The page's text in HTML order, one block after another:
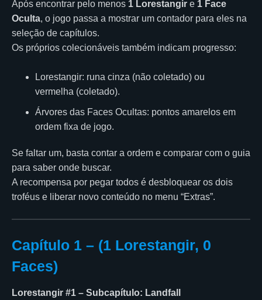
Após encontrar pelo menos 1 Lorestangir e 1 Face
Oculta, o jogo passa a mostrar um contador para eles na
seleção de capítulos.
Os próprios colecionáveis também indicam progresso:
Lorestangir: runa cinza (não coletado) ou
vermelha (coletado).
Árvores das Faces Ocultas: pontos amarelos em
ordem fixa de jogo.
Se faltar um, basta contar a ordem e comparar com o guia
para saber onde buscar.
A recompensa por pegar todos é desbloquear os dois
troféus e liberar novo conteúdo no menu “Extras”.
Capítulo 1 – (1 Lorestangir, 0
Faces)
Lorestangir #1 – Subcapítulo: Landfall